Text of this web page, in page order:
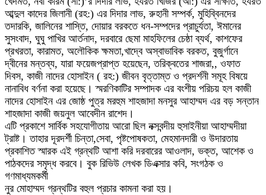
আব্দুল কাদের জিলানী (রহ:) এর দিদার লাভ, রুহানী সম্পর্ক, মুহিব্বিনদের
তদারকি, জালিনের শাস্তি, দোয়ার বরকতে ধন-সম্পদের প্রাচুর্যতা, ঈমানের
সুসংবাদ, ঘুঘু পাখির আর্তনাদ, দরবারে ছেমা মাহফিলের চেষ্ঠা ব্যর্থ, কাশফের
প্রখরতা, কারামত, অলৌকিক ক্ষমতা,খাদ্বে অস্বাভাবিক বরকত, বুজুর্গানে
দ্বীনের মন্তব্য, যারা ফয়েজপ্রাপ্ত হয়েছেন, তরিক্বতের শাজরা,, ওফাত
দিবস, কাজী নাদের হোসাইন ( রহ:) জীবন বৃত্তাম্ত ও প্রদর্শনী সমূহ বিষয়ে
নানাবিধ বর্ণনা করা হয়েছে। স্মরণিকাটির সম্পাদক এর বংশীয় পরিচয় হল কাজী
নাদের হোসাইন এর জোষ্ঠ পুত্র মরহুম শাহজাদা মনসুর আহাম্মদ এর বড় সন্তান
শাহজাদা কাজী জয়নুল আবেদীন রাশেদ।
এটি প্রকাশে সার্বিক সহযোগীতায় আরো ছিল নক্সবন্দীয় হুসাইনীয়া আহাম্মদীয়া
ট্রাষ্ট। তাহার দূরদর্শী চিন্তা,সেবা, পৃষ্টপোষকতা, মেহমানদারী ও উদারতায়
প্রকাশিত স্মারক এই গ্রন্থটি আশা করি দরবারের আওলাদ, ভক্ত, আশেক ও
পাঠকদের সমৃদ্ধ করবে। বুক রিভিউ লেখক ডিএক্সার কবি, সংগঠক ও
গণমাধ্যমকর্মী
নুর মোহাম্মদ গ্রন্থটির বহুল প্রচার কামনা করা হয়।